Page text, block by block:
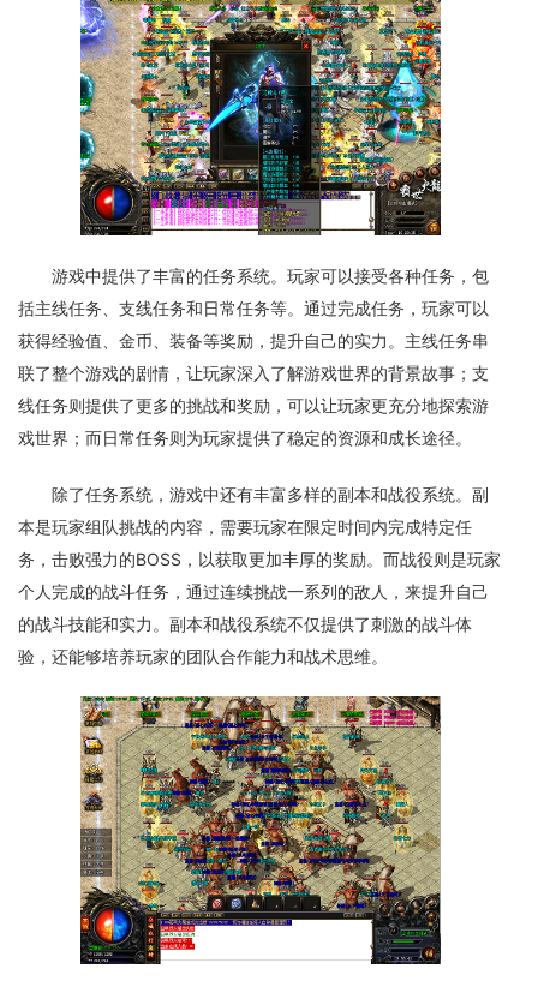
游戏中提供了丰富的任务系统。玩家可以接受各种任务，包
括主线任务、支线任务和日常任务等。通过完成任务，玩家可以
获得经验值、金币、装备等奖励，提升自己的实力。主线任务串
联了整个游戏的剧情，让玩家深入了解游戏世界的背景故事；支
线任务则提供了更多的挑战和奖励，可以让玩家更充分地探索游
戏世界；而日常任务则为玩家提供了稳定的资源和成长途径。
除了任务系统，游戏中还有丰富多样的副本和战役系统。副
本是玩家组队挑战的内容，需要玩家在限定时间内完成特定任
务，击败强力的BOSS，以获取更加丰厚的奖励。而战役则是玩家
个人完成的战斗任务，通过连续挑战一系列的敌人，来提升自己
的战斗技能和实力。副本和战役系统不仅提供了刺激的战斗体
验，还能够培养玩家的团队合作能力和战术思维。